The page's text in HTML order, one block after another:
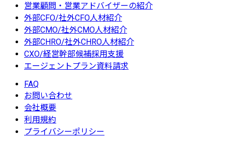
営業顧問・営業アドバイザーの紹介
外部CFO/社外CFO人材紹介
外部CMO/社外CMO人材紹介
外部CHRO/社外CHRO人材紹介
CXO/経営幹部候補採用支援
エージェントプラン資料請求
FAQ
お問い合わせ
会社概要
利用規約
プライバシーポリシー